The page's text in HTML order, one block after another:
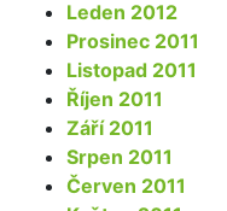
Leden 2012
Prosinec 2011
Listopad 2011
Říjen 2011
Září 2011
Srpen 2011
Červen 2011